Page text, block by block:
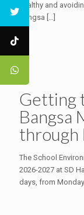
healthy and
Bangsa […]
Getting
Bangsa
through
The School
2026-2027 at SD
days, from